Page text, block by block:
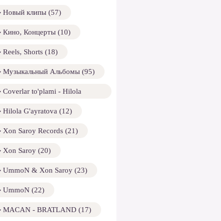
Новый клипы (57)
Кино, Концерты (10)
Reels, Shorts (18)
Музыкальный Альбомы (95)
Coverlar to'plami - Hilola
Hilola G'ayratova (12)
Xon Saroy Records (21)
Xon Saroy (20)
UmmoN & Xon Saroy (23)
UmmoN (22)
MACAN - BRATLAND (17)